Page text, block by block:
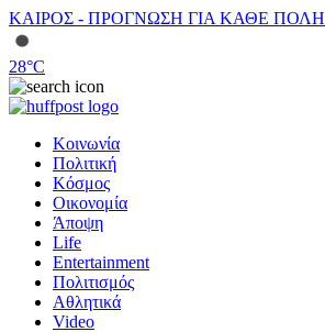
ΚΑΙΡΟΣ - ΠΡΟΓΝΩΣΗ ΓΙΑ ΚΑΘΕ ΠΟΛΗ
28°C
Κοινωνία
Πολιτική
Κόσμος
Οικονομία
Άποψη
Life
Entertainment
Πολιτισμός
Αθλητικά
Video